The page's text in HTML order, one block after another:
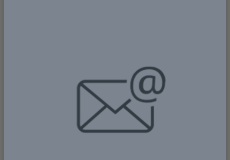
сетях. Сюда входит:
youtube, телеграм,
вконтакте и другие.
Пишите мне на почту:
stprodvigenie@gmail.com